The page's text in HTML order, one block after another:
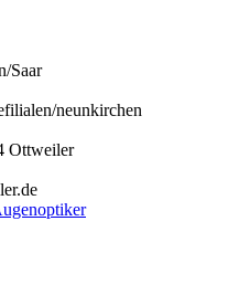
Saar
neunkirchen
Ottweiler